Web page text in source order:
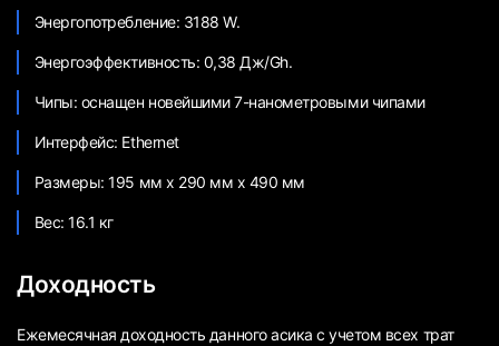
Энергопотребление: 3188 W.
Энергоэффективность: 0,38 Дж/Gh.
Чипы: оснащен новейшими 7-нанометровыми чипами
Интерфейс: Ethernet
Размеры: 195 мм x 290 мм x 490 мм
Вес: 16.1 кг
Доходность
Ежемесячная доходность данного асика с учетом всех трат